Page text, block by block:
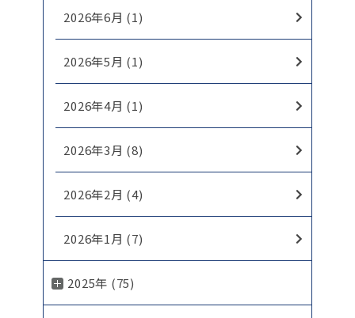
2026年6月 (1)
2026年5月 (1)
2026年4月 (1)
2026年3月 (8)
2026年2月 (4)
2026年1月 (7)
2025年 (75)